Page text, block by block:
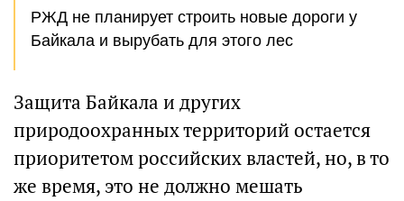
РЖД не планирует строить новые дороги у
Байкала и вырубать для этого лес
Защита Байкала и других
природоохранных территорий остается
приоритетом российских властей, но, в то
же время, это не должно мешать